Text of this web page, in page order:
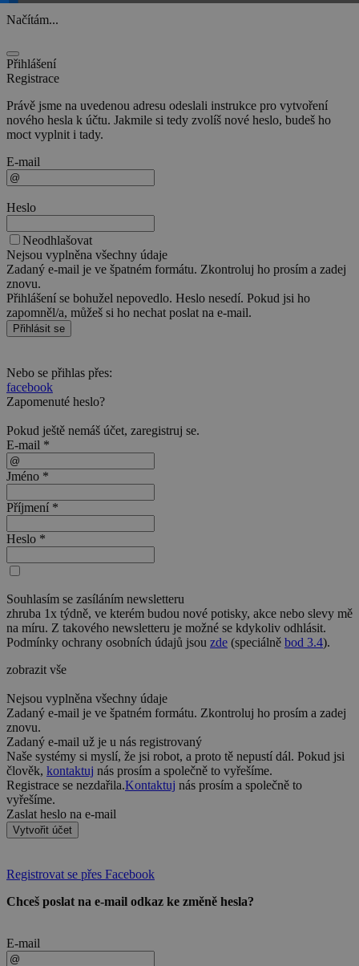
Načítám...
Přihlášení
Registrace
Právě jsme na uvedenou adresu odeslali instrukce pro vytvoření
nového hesla k účtu. Jakmile si tedy zvolíš nové heslo, budeš ho
moct vyplnit i tady.
E-mail
Heslo
Neodhlašovat
Nejsou vyplněna všechny údaje
Zadaný e-mail je ve špatném formátu. Zkontroluj ho prosím a zadej
znovu.
Přihlášení se bohužel nepovedlo. Heslo nesedí. Pokud jsi ho
zapomněl/a, můžeš si ho nechat poslat na e-mail.
Přihlásit se
Nebo se přihlas přes:
facebook
Zapomenuté heslo?
Pokud ještě nemáš účet, zaregistruj se.
E-mail *
Jméno *
Příjmení *
Heslo *
Souhlasím se zasíláním newsletteru
zhruba 1x týdně, ve kterém budou nové potisky, akce nebo slevy mě
na míru. Z takového newsletteru je možné se kdykoliv odhlásit.
Podmínky ochrany osobních údajů jsou zde (speciálně bod 3.4).
zobrazit vše
Nejsou vyplněna všechny údaje
Zadaný e-mail je ve špatném formátu. Zkontroluj ho prosím a zadej
znovu.
Zadaný e-mail už je u nás registrovaný
Naše systémy si myslí, že jsi robot, a proto tě nepustí dál. Pokud jsi
člověk, kontaktuj nás prosím a společně to vyřešíme.
Registrace se nezdařila.Kontaktuj nás prosím a společně to
vyřešíme.
Zaslat heslo na e-mail
Vytvořit účet
Registrovat se přes Facebook
Chceš poslat na e-mail odkaz ke změně hesla?
E-mail